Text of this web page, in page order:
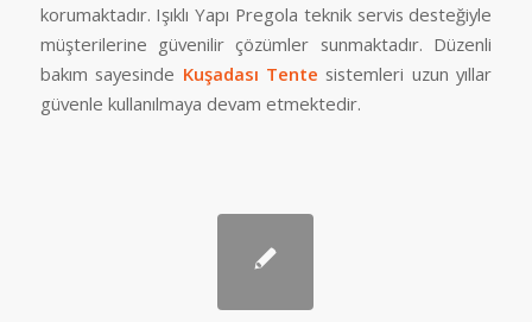
korumaktadır. Işıklı Yapı Pregola teknik servis desteğiyle
müşterilerine güvenilir çözümler sunmaktadır. Düzenli
bakım sayesinde Kuşadası Tente sistemleri uzun yıllar
güvenle kullanılmaya devam etmektedir.